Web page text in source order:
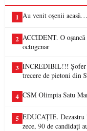
1 Au venit oșenii acasă…
2 ACCIDENT. O
octogenar
3 INCREDIBIL!!! Șofer
trecere de pietoni din
4 CSM Olimpia Satu
5 EDUCAȚIE.
zece, 90 de candidați